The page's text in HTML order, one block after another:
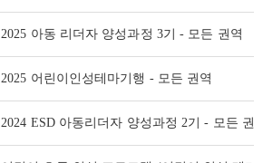
2025 아동 리더자 양성과정 3기 - 모든 권역
2025 어린이인성테마기행 - 모든 권역
2024 ESD 아동리더자 양성과정 2기 - 모든 권